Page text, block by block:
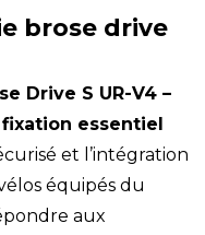
brose drive
Drive S UR-V4 –
essentiel
et l’intégration
équipés du
aux